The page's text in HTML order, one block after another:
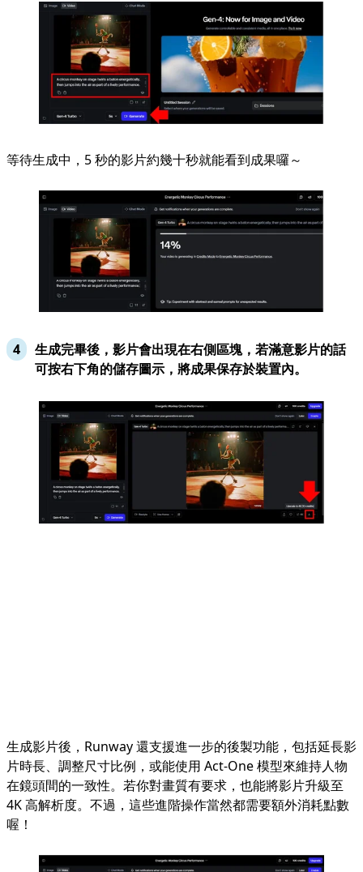
等待生成中，5 秒的影片約幾十秒就能看到成果囉～
生成完畢後，影片會出現在右側區塊，若滿意影片的話
可按右下角的儲存圖示，將成果保存於裝置內。
生成影片後，Runway 還支援進一步的後製功能，包括延長影
片時長、調整尺寸比例，或能使用 Act-One 模型來維持人物
在鏡頭間的一致性。若你對畫質有要求，也能將影片升級至
4K 高解析度。不過，這些進階操作當然都需要額外消耗點數
喔！